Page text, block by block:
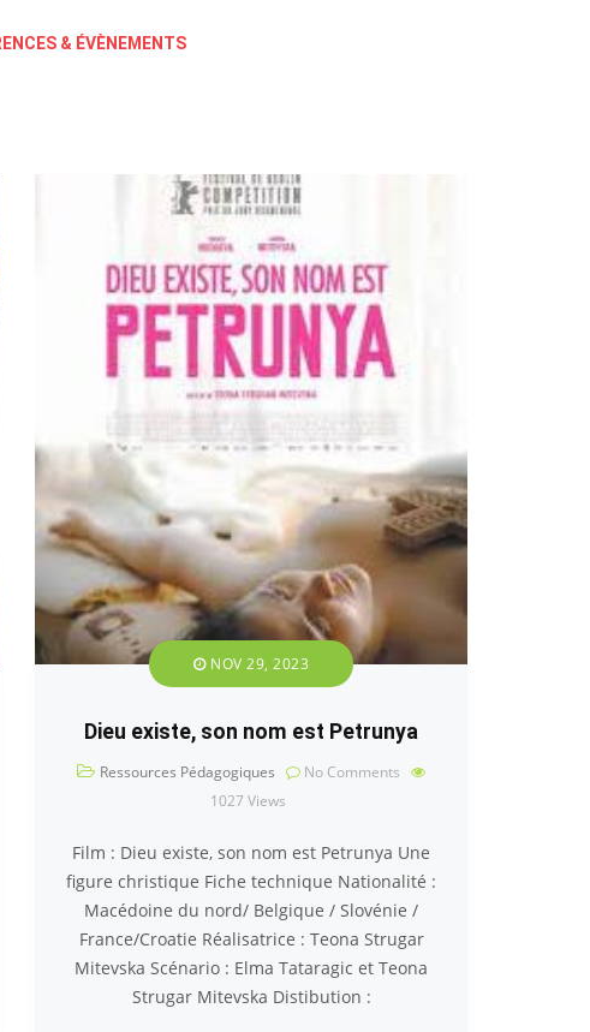
& ÉVÈNEMENTS
NOV 29, 2023
Dieu existe, son nom est Petrunya
Ressources Pédagogiques
No Comments
1027 Views
Film : Dieu existe, son nom est Petrunya Une
figure christique Fiche technique Nationalité :
Macédoine du nord/ Belgique / Slovénie /
France/Croatie Réalisatrice : Teona Strugar
Mitevska Scénario : Elma Tataragic et Teona
Strugar Mitevska Distibution :